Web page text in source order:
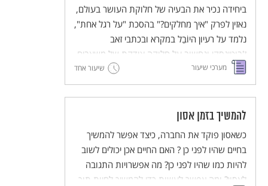
ביחידה נכיר את הבעיה של חלוקת העושר בעולם,
נאזין לפרק "איך מחלקים?" בהסכת "על רגל אחת",
נלמד על רעיון היוֹבֵל במקרא ובכתבי זאב
ז'בוטינסקי ונחשוב על חלוקה צודקת של משאבים.
מערכי שיעור שיעור אחד
להמשיך בזמן אסון
כשאסון פוקד את החברה, כיצד אפשר להמשיך
בחיים שהיו לפני כן ? האם החיים אכן יכולים לשוב
להיות כמו שהיו לפני כן? מה אפשרויות התגובה
לאסון? ומה אפשר לעשות כדי להמשיך לחיות תוך